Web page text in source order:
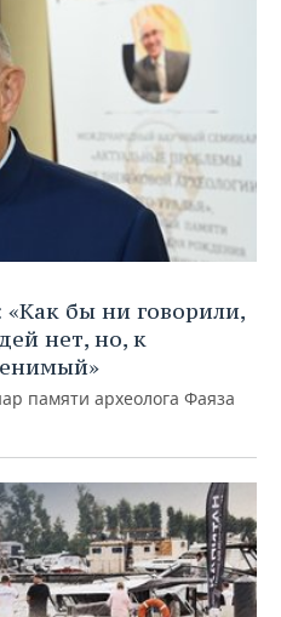
бы ни говорили,
нет, но, к
памяти археолога Фаяза